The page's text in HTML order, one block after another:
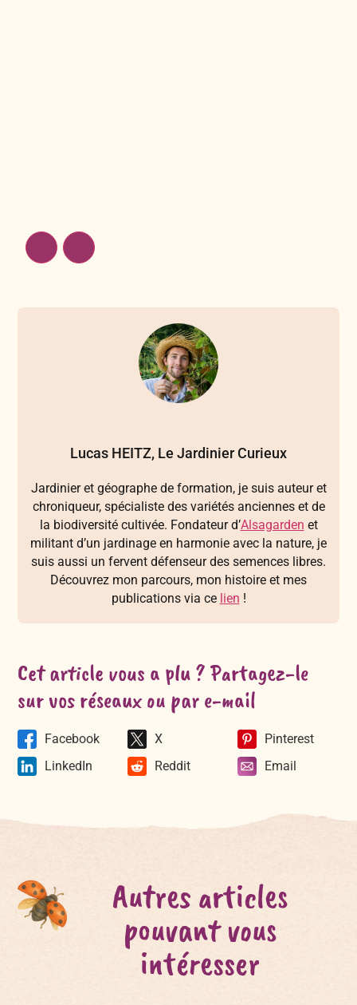
Jardinier et géographe de formation, je suis auteur et
chroniqueur, spécialiste des variétés anciennes et de
la biodiversité cultivée. Fondateur d’Alsagardenet
militant d’un jardinage en harmonie avec la nature, je
suis aussi un fervent défenseur des semences libres.
Découvrez mon parcours, mon histoire et mes
Cet article vous a plu ? Partagez-le
sur vos réseaux ou par e-mail
Facebook X
Pinterest
Autres articles
pouvant vous
intéresser